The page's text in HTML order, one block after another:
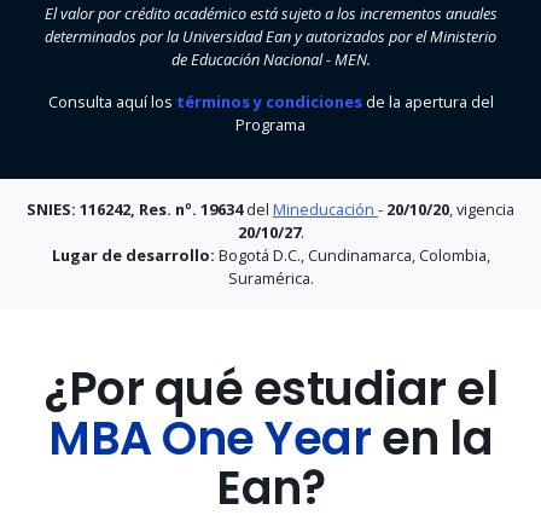
El valor por crédito académico está sujeto a los incrementos anuales
determinados por la Universidad Ean y autorizados por el Ministerio
de Educación Nacional - MEN.
Consulta aquí los términos y condicionesde la apertura del
Programa
SNIES: 116242, Res. nº. 19634del Mineducación - 20/10/20, vigencia
20/10/27.
Lugar de desarrollo: Bogotá D.C., Cundinamarca, Colombia,
Suramérica.
¿Por qué estudiar el
MBA One Yearen la
Ean?